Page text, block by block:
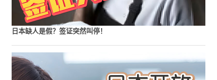
日本缺人是假？签证突然叫停！